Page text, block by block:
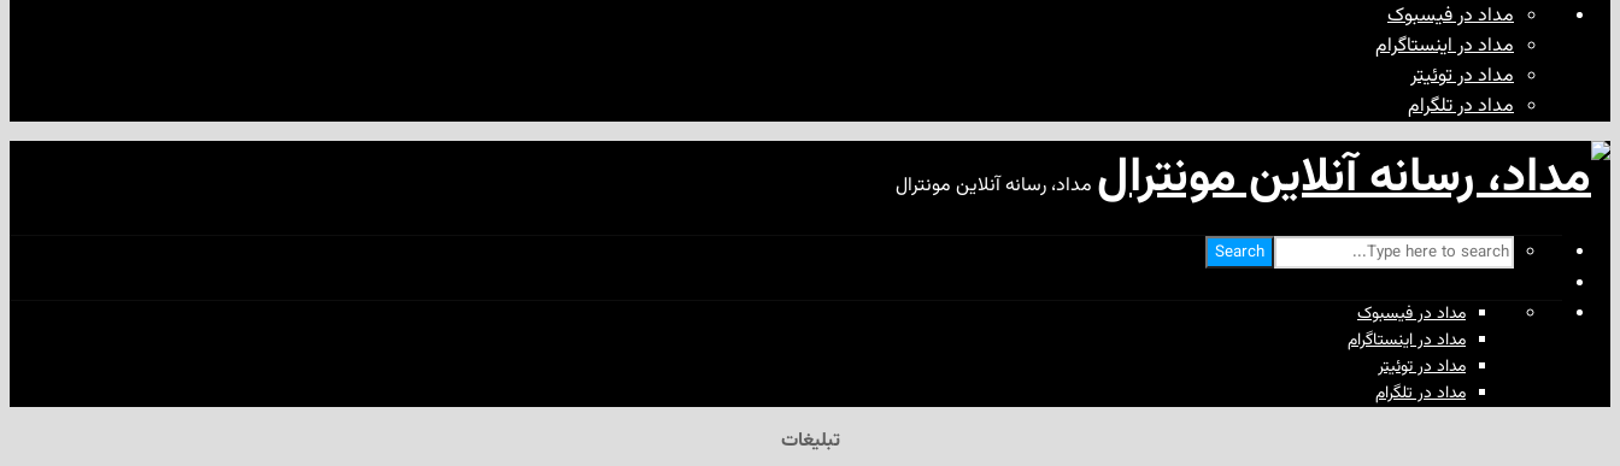
مداد در فیسبوک
مداد در اینستاگرام
مداد در توئیتر
مداد در تلگرام
مداد، رسانه آنلاین مونترال
Search
مداد در فیسبوک
مداد در اینستاگرام
مداد در توئیتر
مداد در تلگرام
تبلیغات